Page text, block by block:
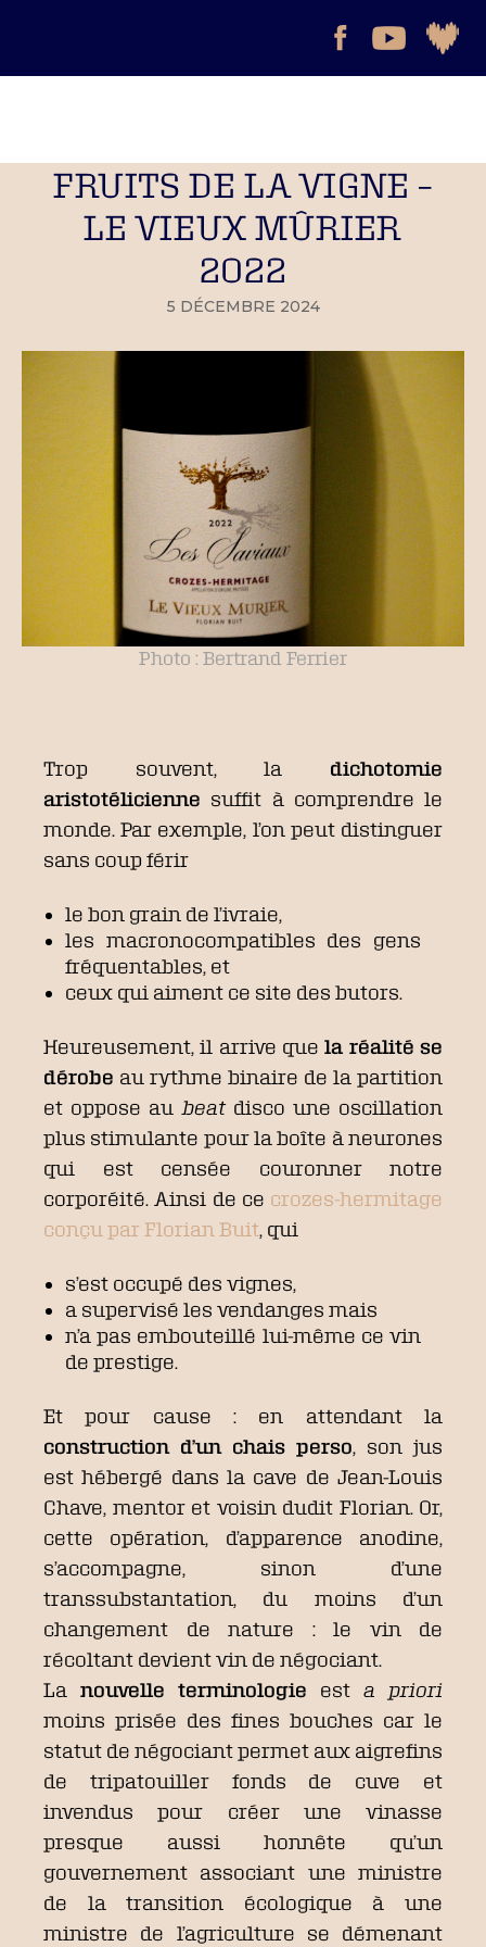
FRUITS DE LA VIGNE –
LE VIEUX MÛRIER
2022
5 DÉCEMBRE 2024
Photo : Bertrand Ferrier
Trop souvent, la dichotomie
aristotélicienne suffit à comprendre le
monde. Par exemple, l’on peut distinguer
sans coup férir
le bon grain de l’ivraie,
les macronocompatibles des gens
fréquentables, et
ceux qui aiment ce site des butors.
Heureusement, il arrive quela réalité se
dérobe au rythme binaire de la partition
et oppose au beat disco une oscillation
plus stimulante pour la boîte à neurones
qui est censée couronner notre
corporéité. Ainsi de ce crozes-hermitage
conçu par Florian Buit, qui
s’est occupé des vignes,
a supervisé les vendanges mais
n’a pas embouteillé lui-même ce vin
de prestige.
Et pour cause : en attendant la
construction d’un chais perso, son jus
est hébergé dans la cave de Jean-Louis
Chave, mentor et voisin dudit Florian. Or,
cette opération, d’apparence anodine,
s’accompagne, sinon d’une
transsubstantation, du moins d’un
changement de nature : le vin de
récoltant devient vin de négociant.
La nouvelle terminologie est a priori
moins prisée des fines bouches car le
statut de négociant permet aux aigrefins
de tripatouiller fonds de cuve et
invendus pour créer une vinasse
presque aussi honnête qu’un
gouvernement associant une ministre
de la transition écologique à une
ministre de l’agriculture se démenant